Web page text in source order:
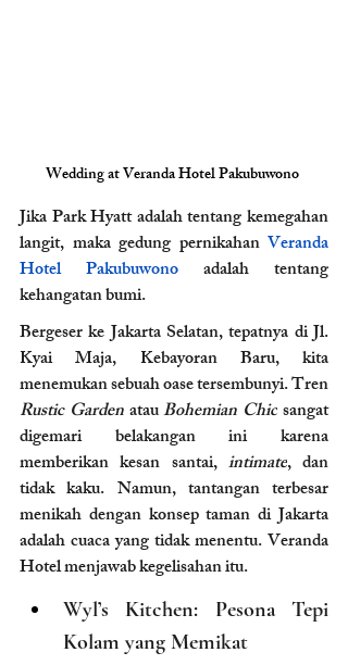
Wedding at Veranda Hotel Pakubuwono
Jika Park Hyatt adalah tentang kemegahan
langit, maka gedung pernikahan Veranda
Hotel Pakubuwono adalah tentang
kehangatan bumi.
Bergeser ke Jakarta Selatan, tepatnya di Jl.
Kyai Maja, Kebayoran Baru, kita
Rustic Garden atau Bohemian Chic sangat
digemari belakangan ini karena
memberikan kesan santai, intimate, dan
tidak kaku. Namun, tantangan terbesar
menikah dengan konsep taman di Jakarta
adalah cuaca yang tidak menentu. Veranda
Hotel menjawab kegelisahan itu.
Wyl’s Kitchen: Pesona Tepi
Kolam yang Memikat